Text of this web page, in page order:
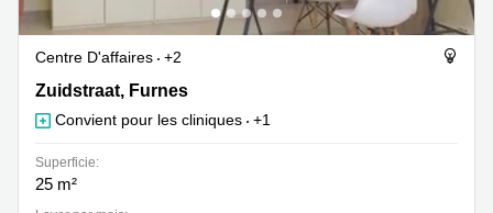
Ville de
Bruxelles
Coworking
Ixelles
Coworking
Coworking
Centre D'affaires
+2
Zuidstraat 39, Furnes
Zuidstraat, Furnes
Convient pour les cliniques +1
Superficie:
25 m²